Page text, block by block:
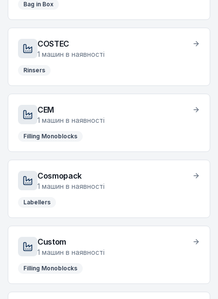
Bag in Box
COSTEC
1 машин в наявності
Rinsers
CEM
1 машин в наявності
Filling Monoblocks
Cosmopack
1 машин в наявності
Labellers
Custom
1 машин в наявності
Filling Monoblocks